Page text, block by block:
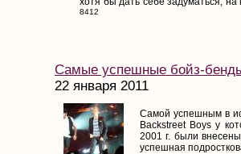
8412
Самые успешные бойз-
22 января 2011
Самой успешным в
Backstreet Boys у
2001 г. были
успешная